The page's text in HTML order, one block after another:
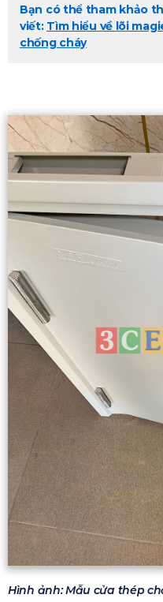
Bạn có thể tham khảo
viết: Tìm hiểu về lõi
chống cháy
Hình ảnh: Mẫu cửa thép